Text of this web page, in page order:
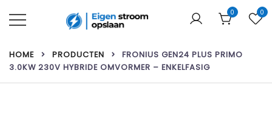
naar
inhoud
zonnepanelen!
0 0
HOME PRODUCTEN
FRONIUS GEN24 PLUS PRIMO
3.0KW 230V HYBRIDE OMVORMER – ENKELFASIG